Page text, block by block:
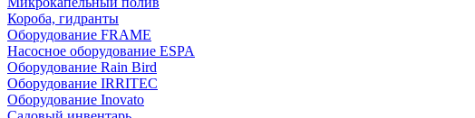
Короба, гидранты
Оборудование FRAME
Насосное оборудование ESPA
Оборудование Rain Bird
Оборудование IRRITEC
Оборудование Inovato